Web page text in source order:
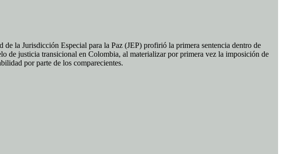
la Jurisdicción Especial para la Paz (JEP) profirió la primera sentencia dentro de
de justicia transicional en Colombia, al materializar por primera vez la imposición de
por parte de los comparecientes.